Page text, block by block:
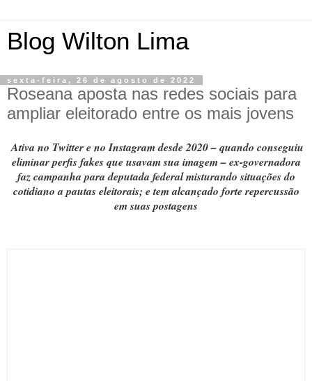
Blog Wilton Lima
sexta-feira, 26 de agosto de 2022
Roseana aposta nas redes sociais para
ampliar eleitorado entre os mais jovens
Ativa no Twitter e no Instagram desde 2020 – quando conseguiu
eliminar perfis fakes que usavam sua imagem – ex-governadora
faz campanha para deputada federal misturando situações do
cotidiano a pautas eleitorais; e tem alcançado forte repercussão
em suas postagens